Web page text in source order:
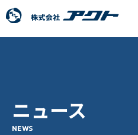
ニュース
NEWS
事業内容